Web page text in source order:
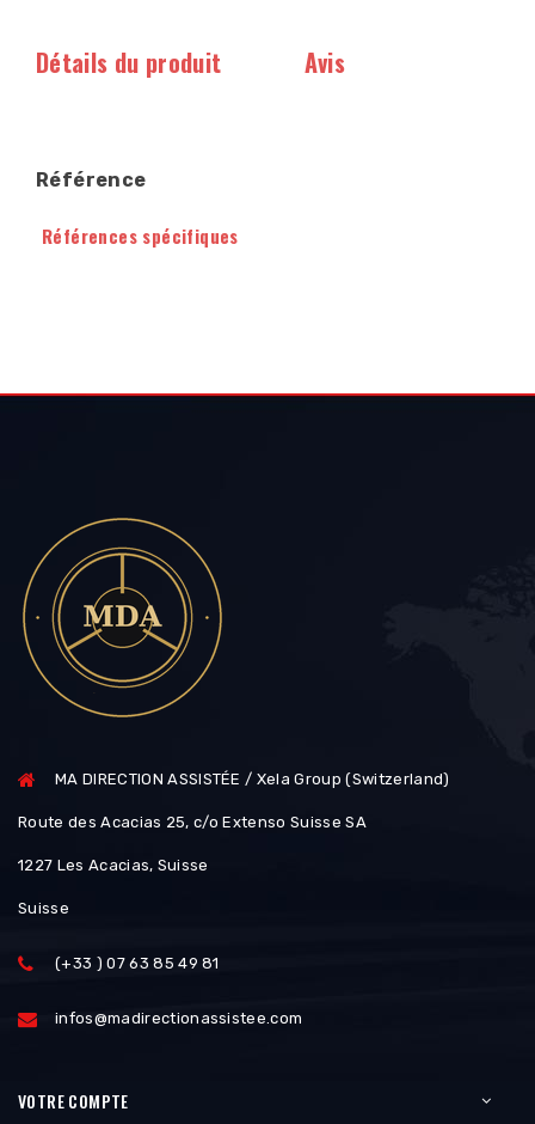
Détails du produit Avis
Référence
Références spécifiques
MA DIRECTION ASSISTÉE / Xela Group (Switzerland)
Route des Acacias 25, c/o Extenso Suisse SA
1227 Les Acacias, Suisse
Suisse
(+33 ) 07 63 85 49 81
infos@madirectionassistee.com
VOTRE COMPTE